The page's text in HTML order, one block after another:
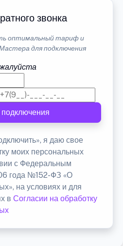
звонка
оптимальный тариф и
для подключения
подключения
я даю свое
моих персональных
с Федеральным
года №152-ФЗ «О
на условиях и для
в Согласии на обработку